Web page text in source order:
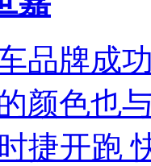
品牌成
颜色也
捷开跑